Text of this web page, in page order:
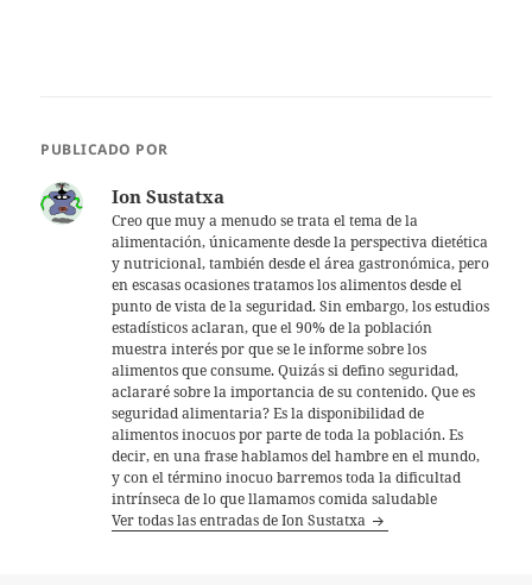
PUBLICADO POR
Ion Sustatxa
Creo que muy a menudo se trata el tema de la
alimentación, únicamente desde la perspectiva dietética
y nutricional, también desde el área gastronómica, pero
en escasas ocasiones tratamos los alimentos desde el
punto de vista de la seguridad. Sin embargo, los estudios
estadísticos aclaran, que el 90% de la población
muestra interés por que se le informe sobre los
alimentos que consume. Quizás si defino seguridad,
aclararé sobre la importancia de su contenido. Que es
seguridad alimentaria? Es la disponibilidad de
alimentos inocuos por parte de toda la población. Es
decir, en una frase hablamos del hambre en el mundo,
y con el término inocuo barremos toda la dificultad
intrínseca de lo que llamamos comida saludable
Ver todas las entradas de Ion Sustatxa